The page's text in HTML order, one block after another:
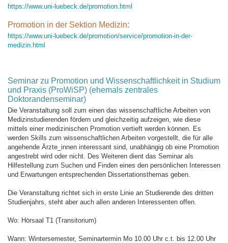
https://www.uni-luebeck.de/promotion.html
Promotion in der Sektion Medizin:
https://www.uni-luebeck.de/promotion/service/promotion-in-der-
medizin.html
Seminar zu Promotion und Wissenschaftlichkeit in Studium
und Praxis (ProWiSP) (ehemals zentrales
Doktorandenseminar)
Die Veranstaltung soll zum einen das wissenschaftliche Arbeiten von
Medizinstudierenden fördern und gleichzeitig aufzeigen, wie diese
mittels einer medizinischen Promotion vertieft werden können. Es
werden Skills zum wissenschaftlichen Arbeiten vorgestellt, die für alle
angehende Ärzte_innen interessant sind, unabhängig ob eine Promotion
angestrebt wird oder nicht. Des Weiteren dient das Seminar als
Hilfestellung zum Suchen und Finden eines den persönlichen Interessen
und Erwartungen entsprechenden Dissertationsthemas geben.
Die Veranstaltung richtet sich in erste Linie an Studierende des dritten
Studienjahrs, steht aber auch allen anderen Interessenten offen.
Wo: Hörsaal T1 (Transitorium)
Wann: Wintersemester, Seminartermin Mo 10.00 Uhr c.t. bis 12.00 Uhr